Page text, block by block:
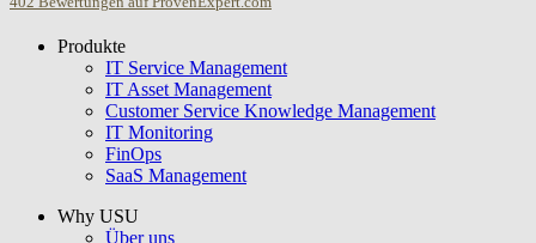
USU GmbH
Produkte
IT Service Management
IT Asset Management
Customer Service Knowledge Management
IT Monitoring
FinOps
SaaS Management
Why USU
Über uns